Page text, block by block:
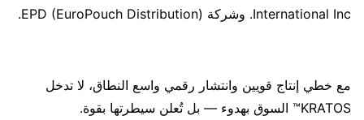
International Inc. وشركة EPD (EuroPouch Distribution).
مع خطي إنتاج قويين وانتشار رقمي واسع النطاق، لا تدخل
KRATOS™ السوق بهدوء — بل تُعلن سيطرتها بقوة.